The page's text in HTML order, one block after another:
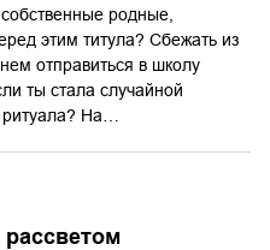
родные,
этим титула? Сбежать из
отправиться в школу
ты стала случайной
На…